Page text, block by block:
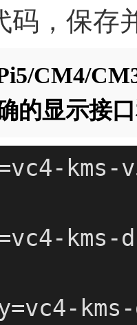
码，保存
CM4/
的显示接
kms-
kms-